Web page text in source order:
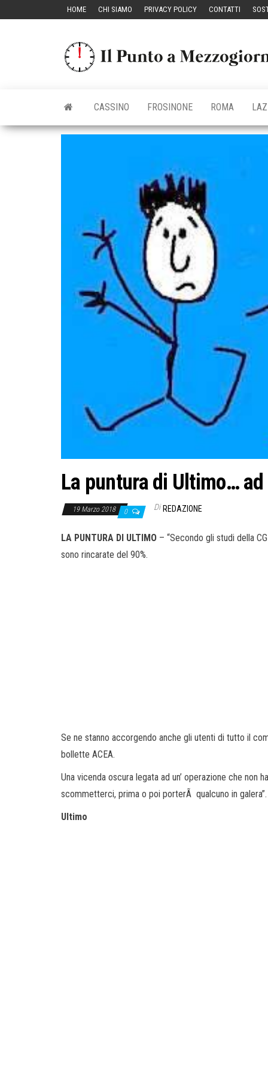
HOME CHI SIAMO PRIVACY POLICY CONTATTI
CASSINO FROSINONE ROMA
La puntura di Ultimo… ad
19 Marzo 2018 0 Di REDAZIONE
LA PUNTURA DI ULTIMO – “Secondo gli studi della
sono rincarate del 90%.
Se ne stanno accorgendo anche gli utenti di tutto il
bollette ACEA.
Una vicenda oscura legata ad un’ operazione che non
scommetterci, prima o poi porterÃ qualcuno in galera”.
Ultimo